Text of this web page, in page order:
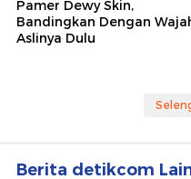
Pamer Dewy Skin,
Bandingkan Dengan
Aslinya Dulu
Berita detikcom